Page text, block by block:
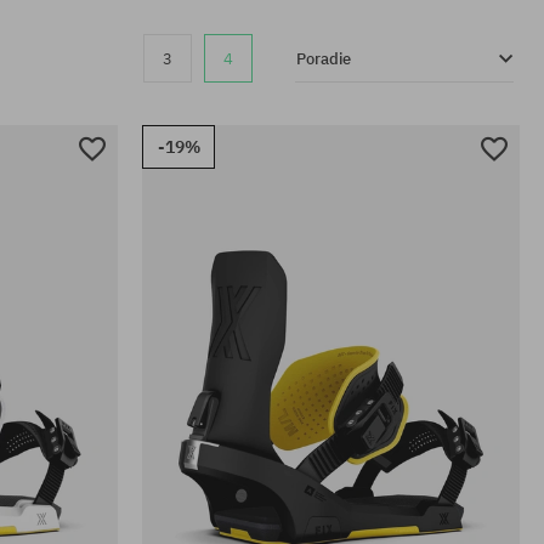
3 4 Poradie
-19%